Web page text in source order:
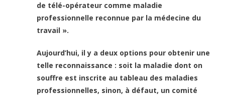
de télé-opérateur comme maladie
professionnelle reconnue par la médecine du
travail ».
Aujourd’hui, il y a deux options pour obtenir une
telle reconnaissance : soit la maladie dont on
souffre est inscrite au tableau des maladies
professionnelles, sinon, à défaut, un comité